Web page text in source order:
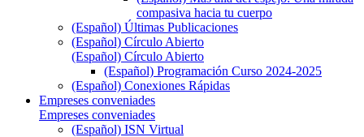
compasiva hacia tu cuerpo
(Español) Últimas Publicaciones
(Español) Círculo Abierto
(Español) Círculo Abierto
(Español) Programación Curso 2024-2025
(Español) Conexiones Rápidas
Empreses conveniades
Empreses conveniades
(Español) ISN Virtual